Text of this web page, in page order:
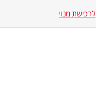
לרכישת מנוי